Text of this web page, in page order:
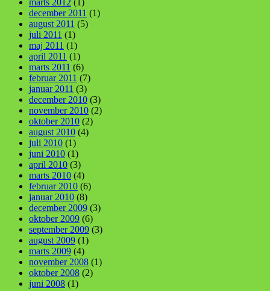
marts 2012 (1)
december 2011 (1)
august 2011 (5)
juli 2011 (1)
maj 2011 (1)
april 2011 (1)
marts 2011 (6)
februar 2011 (7)
januar 2011 (3)
december 2010 (3)
november 2010 (2)
oktober 2010 (2)
august 2010 (4)
juli 2010 (1)
juni 2010 (1)
april 2010 (3)
marts 2010 (4)
februar 2010 (6)
januar 2010 (8)
december 2009 (3)
oktober 2009 (6)
september 2009 (3)
august 2009 (1)
marts 2009 (4)
november 2008 (1)
oktober 2008 (2)
juni 2008 (1)